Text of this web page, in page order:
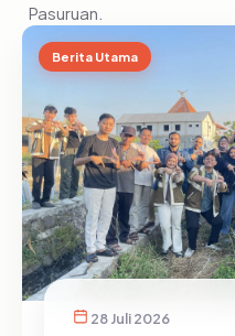
Pasuruan.
Berita Utama
28 Juli 2026